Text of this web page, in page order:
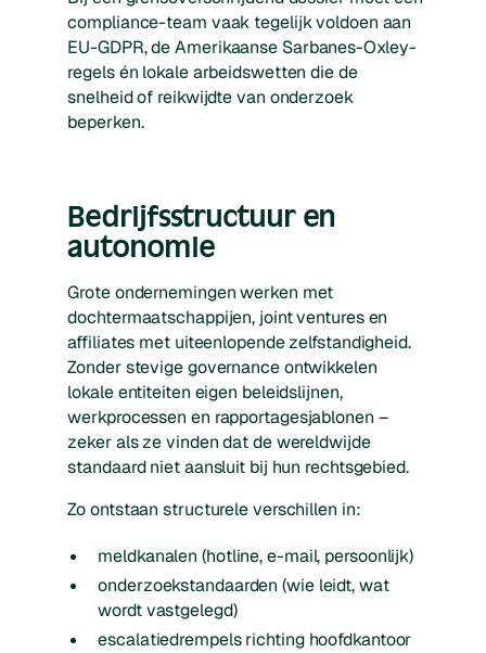
compliance­-team vaak tegelijk voldoen aan
EU-GDPR, de Amerikaanse Sarbanes-Oxley-
regels én lokale arbeidswetten die de
snelheid of reikwijdte van onderzoek
beperken.
Bedrijfsstructuur en
autonomie
Grote ondernemingen werken met
dochtermaatschappijen, joint ventures en
affiliates met uiteenlopende zelfstandigheid.
Zonder stevige governance ontwikkelen
lokale entiteiten eigen beleidslijnen,
werkprocessen en rapportagesjablonen –
zeker als ze vinden dat de wereldwijde
standaard niet aansluit bij hun rechtsgebied.
Zo ontstaan structurele verschillen in:
meldkanalen (hotline, e-mail, persoonlijk)
onderzoekstandaarden (wie leidt, wat
wordt vastgelegd)
escalatiedrempels richting hoofdkantoor